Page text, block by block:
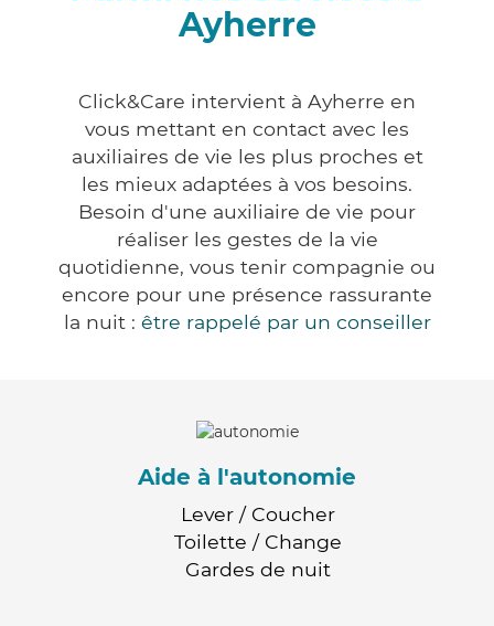
Ayherre
Click&Care intervient à Ayherre en
vous mettant en contact avec les
auxiliaires de vie les plus proches et
les mieux adaptées à vos besoins.
Besoin d'une auxiliaire de vie pour
réaliser les gestes de la vie
quotidienne, vous tenir compagnie ou
encore pour une présence rassurante
la nuit : être rappelé par un conseiller
Aide à l'autonomie
Lever / Coucher
Toilette / Change
Gardes de nuit